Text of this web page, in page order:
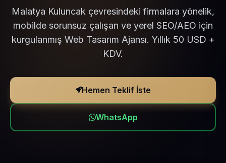
Malatya Kuluncak çevresindeki firmalara yönelik,
mobilde sorunsuz çalışan ve yerel SEO/AEO için
kurgulanmış Web Tasarım Ajansı. Yıllık 50 USD +
KDV.
Hemen Teklif İste
WhatsApp